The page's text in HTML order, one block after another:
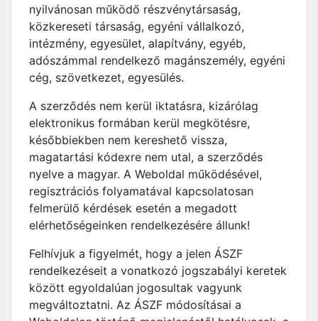
nyilvánosan működő részvénytársaság,
közkereseti társaság, egyéni vállalkozó,
intézmény, egyesület, alapítvány, egyéb,
adószámmal rendelkező magánszemély, egyéni
cég, szövetkezet, egyesülés.
A szerződés nem kerül iktatásra, kizárólag
elektronikus formában kerül megkötésre,
későbbiekben nem kereshető vissza,
magatartási kódexre nem utal, a szerződés
nyelve a magyar. A Weboldal működésével,
regisztrációs folyamatával kapcsolatosan
felmerülő kérdések esetén a megadott
elérhetőségeinken rendelkezésére állunk!
Felhívjuk a figyelmét, hogy a jelen ÁSZF
rendelkezéseit a vonatkozó jogszabályi keretek
között egyoldalúan jogosultak vagyunk
megváltoztatni. Az ÁSZF módosításai a